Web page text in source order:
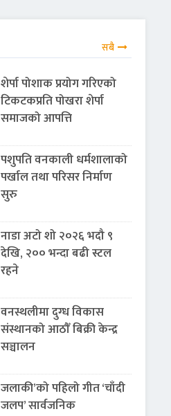
सबै
शेर्पा पोशाक प्रयोग गरिएको
टिकटकप्रति पोखरा शेर्पा
समाजको आपत्ति
पशुपति वनकाली धर्मशालाको
पर्खाल तथा परिसर निर्माण
सुरु
नाडा अटो शो २०२६ भदौ ९
देखि, २०० भन्दा बढी स्टल
रहने
वनस्थलीमा दुग्ध विकास
संस्थानको आठौँ बिक्री केन्द्र
सञ्चालन
जलाकी’को पहिलो गीत ‘चाँदी
जलप’ सार्वजनिक